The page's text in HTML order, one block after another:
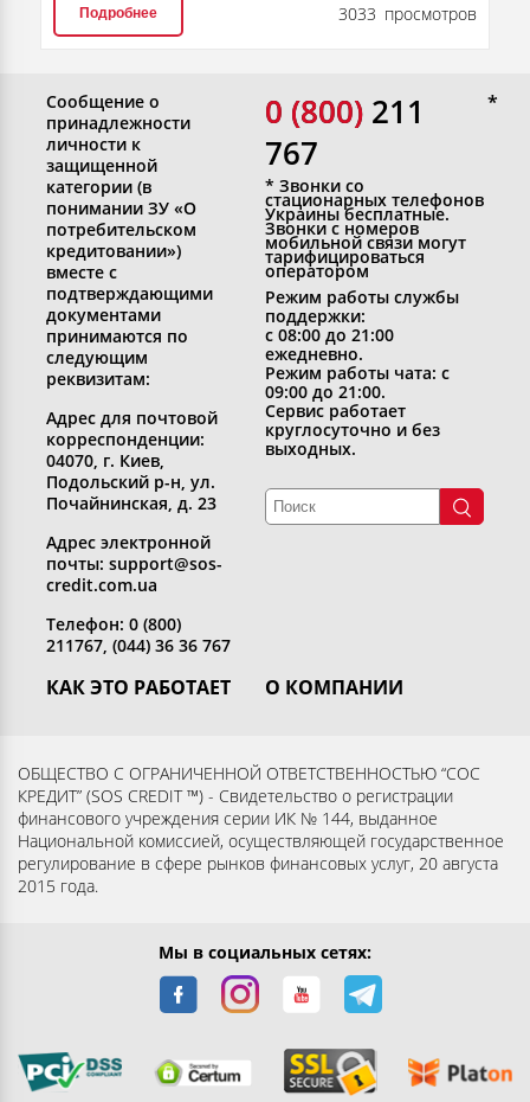
Подробнее 3033 просмотров
КАК ЭТО РАБОТАЕТ
Вернуть кредит
Вопросы и ответы
Партнерам
О КОМПАНИИ
Раскрытие информации
Контакты
Согласие субъекта на
обработку персональных
Сообщение о
принадлежности
личности к
защищенной
категории (в
понимании ЗУ «О
потребительском
кредитовании»)
вместе с
подтверждающими
документами
принимаются по
следующим
реквизитам:
Адрес для почтовой
корреспонденции:
04070, г. Киев,
Подольский р-н, ул.
Почайнинская, д. 23
Адрес электронной
почты: support@sos-
credit.com.ua
Телефон: 0 (800)
211767, (044) 36 36 767
0 (800)
0 (800) 211
767
* Звонки со
стационарных телефонов
Украины бесплатные.
Звонки с номеров
мобильной связи могут
тарифицироваться
оператором
Режим работы службы
поддержки:
с 08:00 до 21:00
ежедневно.
Режим работы чата: с
09:00 до 21:00.
Сервис работает
круглосуточно и без
выходных.
ОБЩЕСТВО С ОГРАНИЧЕННОЙ ОТВЕТСТВЕННОСТЬЮ “СОС
КРЕДИТ” (SOS CREDIT ™) - Свидетельство о регистрации
финансового учреждения серии ИК № 144, выданное
Национальной комиссией, осуществляющей государственное
регулирование в сфере рынков финансовых услуг, 20 августа
2015 года.
Мы в социальных сетях: